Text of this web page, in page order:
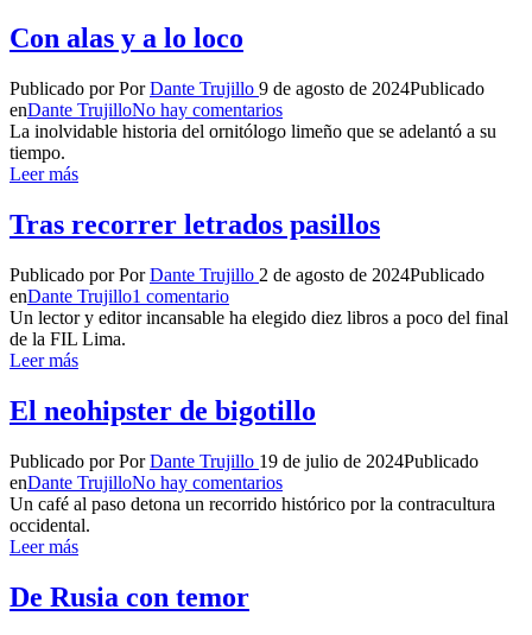
Con alas y a lo loco
Publicado por PorDante Trujillo 9 de agosto de 2024Publicado
enDante TrujilloNo hay comentarios
La inolvidable historia del ornitólogo limeño que se adelantó a su
tiempo.
Leer más
Tras recorrer letrados pasillos
Publicado por PorDante Trujillo 2 de agosto de 2024Publicado
enDante Trujillo1 comentario
Un lector y editor incansable ha elegido diez libros a poco del final
de la FIL Lima.
Leer más
El neohipster de bigotillo
Publicado por PorDante Trujillo 19 de julio de 2024Publicado
enDante TrujilloNo hay comentarios
Un café al paso detona un recorrido histórico por la contracultura
occidental.
Leer más
De Rusia con temor